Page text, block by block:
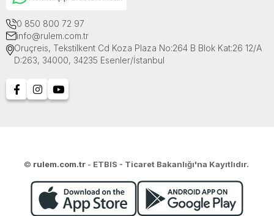
0 850 800 72 97
info@rulem.com.tr
Oruçreis, Tekstilkent Cd Koza Plaza No:264 B Blok Kat:26 12/A
D:263, 34000, 34235 Esenler/İstanbul
© rulem.com.tr - ETBIS - Ticaret Bakanlığı'na Kayıtlıdır.